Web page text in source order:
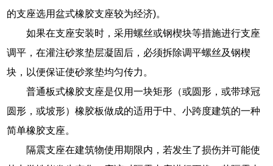
的支座选用盆式橡胶支座较为经济)。
如果在支座安装时，采用螺丝或钢楔块等措施进行支座
调平，在灌注砂浆垫层凝固后，必须拆除调平螺丝及钢楔
块，以便保证使砂浆垫均匀传力。
普通板式橡胶支座是仅用一块矩形（或圆形，或带球冠
圆形，或坡形）橡胶板做成的适用于中、小跨度建筑的一种
简单橡胶支座。
隔震支座在建筑物使用期限内，若发生了损伤并可能使